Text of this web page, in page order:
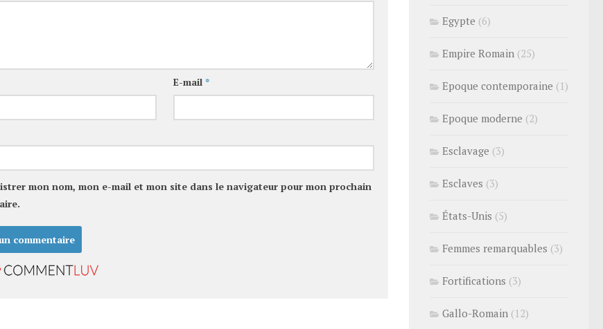
E-mail *
mon nom, mon e-mail et mon site dans le navigateur pour mon prochain
Egypte (6)
Empire Romain (25)
Epoque contemporaine (1)
Epoque moderne (2)
Esclavage (3)
Esclaves (3)
États-Unis (5)
Femmes remarquables (3)
Fortifications (3)
Gallo-Romain (12)